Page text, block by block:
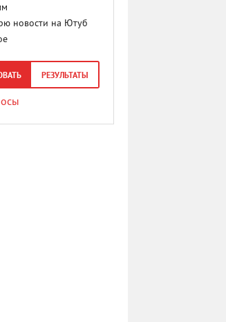
новости на Ютуб
РЕЗУЛЬТАТЫ